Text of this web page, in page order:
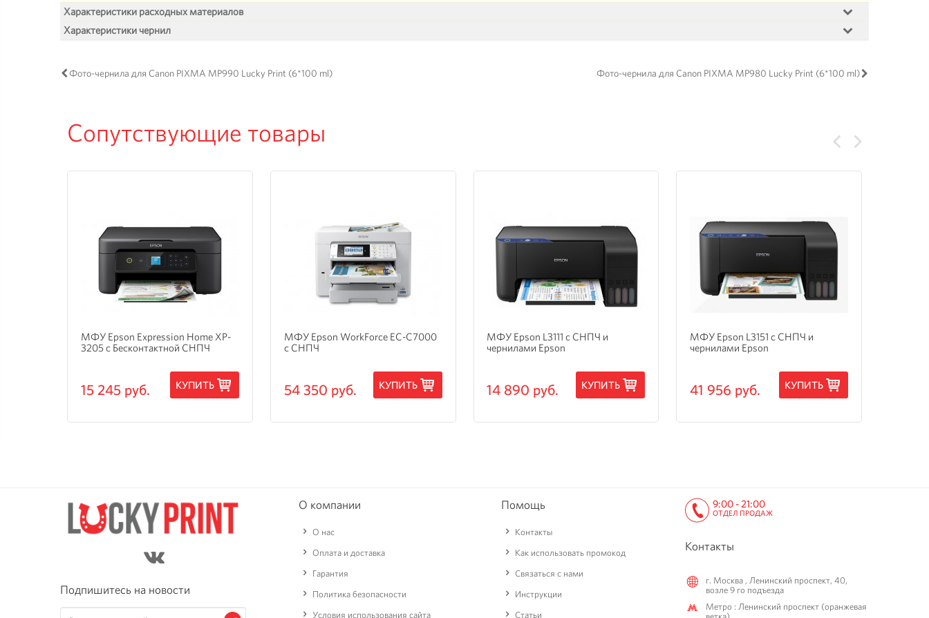
Характеристики расходных материалов
Характеристики чернил
Фото-чернила для Canon PIXMA MP990 Lucky Print (6*100 ml) Фото-чернила для Canon PIXMA MP980 Lucky Print (6*100 ml)
Сопутствующие товары
МФУ Epson Expression Home XP-
3205 с Бесконтактной СНПЧ
15 245 руб. КУПИТЬ
МФУ Epson WorkForce EC-C7000
с СНПЧ
54 350 руб. КУПИТЬ
МФУ Epson L3111 с СНПЧ и
чернилами Epson
14 890 руб. КУПИТЬ
МФУ Epson L3151 с СНПЧ и
чернилами Epson
41 956 руб. КУПИТЬ
Подпишитесь на новости
О компании
О нас
Оплата и доставка
Гарантия
Политика безопасности
Условия использования сайта
Помощь
Контакты
Как использовать промокод
Связаться с нами
Инструкции
Статьи
9:00 - 21:00
ОТДЕЛ ПРОДАЖ
Контакты
г. Москва , Ленинский проспект, 40,
возле 9 го подъезда
Метро : Ленинский проспект (оранжевая